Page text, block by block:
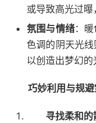
或导致高光过曝
氛围与情绪：暖
色调的阴天光
以创造出梦幻的
巧妙利用与规
寻找柔和的